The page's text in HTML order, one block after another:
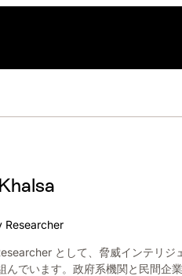
Researcher
として、脅威インテリジ
んでいます。政府系機関と民間